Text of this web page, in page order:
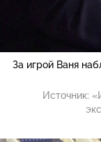
За игрой Ваня
Источник: